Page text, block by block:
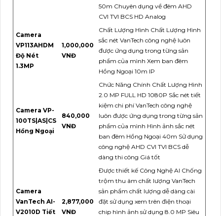
50m Chuyên dụng về đêm AHD
CVI TVI BCS HD Analog
Camera
VP113AHDM
Độ Nét
1.3MP
1,000,000
VNĐ
Chất Lượng Hình Chất Lượng Hình
sắc nét VanTech công nghệ luôn
được ứng dụng trong từng sản
phẩm của mình Xem ban đêm
Hồng Ngoại 10m IP
Camera VP-
100TS|AS|CS
Hồng Ngoại
840,000
VNĐ
Chức Năng Chính Chất Lượng Hình
2.0 MP FULL HD 1080P Sắc nét tiết
kiệm chi phí VanTech công nghệ
luôn được ứng dụng trong từng sản
phẩm của mình Hình ảnh sắc nét
ban đêm Hồng Ngoại 40m Sử dụng
công nghệ AHD CVI TVI BCS dễ
dàng thi công Giá tốt
Camera
VanTech AI-
V2010D Tiết
2,877,000
VNĐ
Được thiết kế Công Nghệ AI Chống
trộm thu âm chất lượng VanTech
sản phẩm chất lượng dễ dàng cài
đặt sử dụng xem trên điện thoại
chip hình ảnh sử dụng 8.0 MP Siêu